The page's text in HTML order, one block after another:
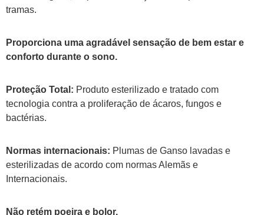
tramas.
Proporciona uma agradável sensação de bem estar e
conforto durante o sono.
Proteção Total: Produto esterilizado e tratado com
tecnologia contra a proliferação de ácaros, fungos e
bactérias.
Normas internacionais: Plumas de Ganso lavadas e
esterilizadas de acordo com normas Alemãs e
Internacionais.
Não retém poeira e bolor.